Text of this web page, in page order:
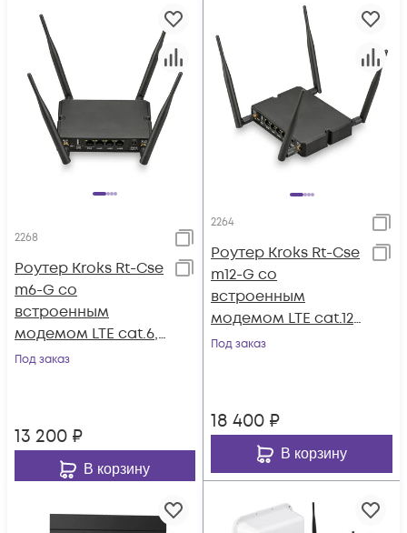
2268
Роутер Kroks Rt-Cse
m6-G со
встроенным
модемом LTE cat.6,
WiFi 2,4+5 ГГц
Под заказ
13 200 ₽
В корзину
2264
Роутер Kroks Rt-Cse
m12-G со
встроенным
модемом LTE cat.12,
WiFi 2,4+5 ГГц
Под заказ
18 400 ₽
В корзину